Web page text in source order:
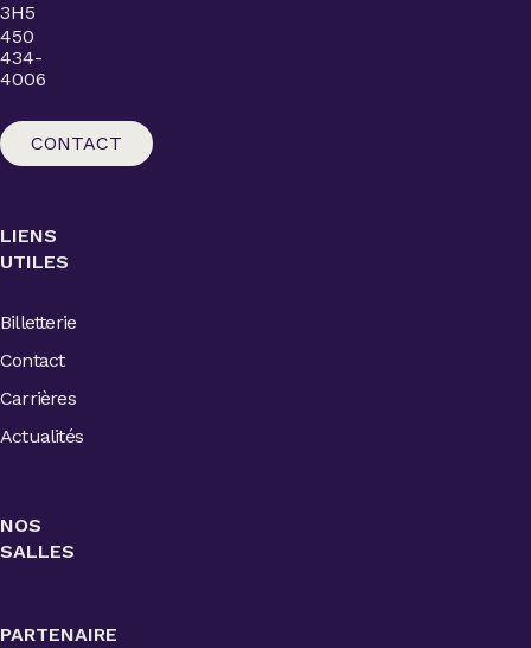
3H5
450
434-
4006
CONTACT
LIENS
UTILES
Billetterie
Contact
Carrières
Actualités
NOS
SALLES
PARTENAIRE